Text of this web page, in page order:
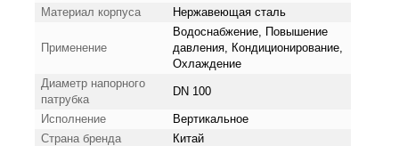
Материал корпуса Нержавеющая сталь
Применение
Водоснабжение, Повышение
давления, Кондиционирование,
Охлаждение
Диаметр напорного
патрубка
DN 100
Исполнение
Вертикальное
Страна бренда
Китай